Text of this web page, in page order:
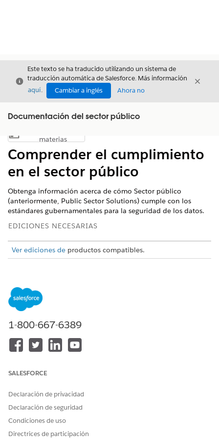
Cerrar
Este texto se ha traducido utilizando un sistema de
traducción automática de Salesforce. Más información
aquí. Cambiar a inglés Ahora no
Cerrar
Documentación del sector público
Mostrar índice de materias
materias
Comprender el cumplimiento
en el sector público
Obtenga información acerca de cómo Sector público
(anteriormente, Public Sector Solutions) cumple con los
estándares gubernamentales para la seguridad de los datos.
EDICIONES NECESARIAS
Ver ediciones de productos compatibles.
cumplimiento de varios estándares de seguridad y privacidad.
Para el sector público, el cumplimiento para las agencias
gubernamentales de Estados Unidos se logra a través de
la autorización de FedRAMP. En la Unión Europea, la Zona
Operativa de Salesforce Hyperforce EU proporciona opciones
de almacenamiento y procesamiento locales, así como
Cumplimiento en soluciones del sector público
1-800-667-6389
SALESFORCE
Declaración de privacidad
Declaración de seguridad
Condiciones de uso
Directrices de participación